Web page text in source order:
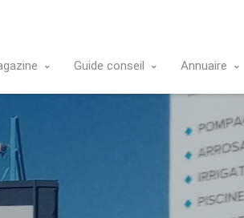
Guide conseil Annuaire